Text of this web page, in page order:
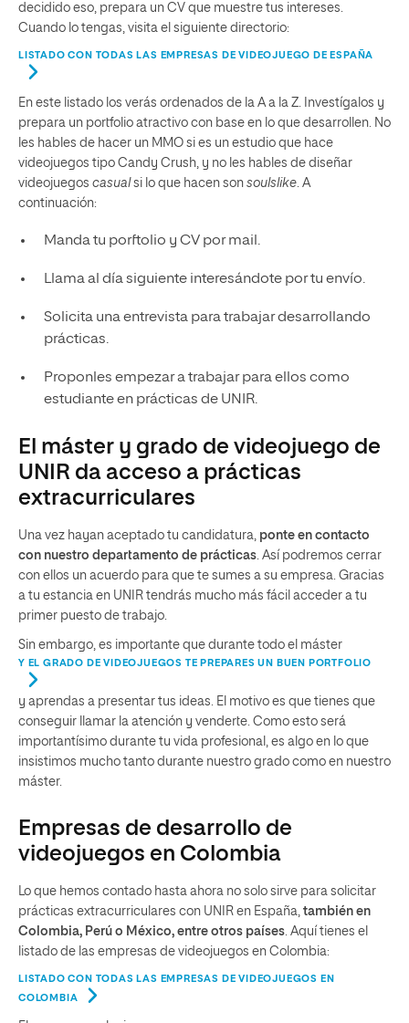
decidido eso, prepara un CV que muestre tus intereses.
Cuando lo tengas, visita el siguiente directorio:
LISTADO CON TODAS LAS EMPRESAS DE VIDEOJUEGO DE ESPAÑA
En este listado los verás ordenados de la A a la Z. Investígalos y
prepara un portfolio atractivo con base en lo que desarrollen. No
les hables de hacer un MMO si es un estudio que hace
videojuegos tipo Candy Crush, y no les hables de diseñar
videojuegos casualsi lo que hacen son soulslike . A
continuación:
Manda tu porftolio y CV por mail.
Llama al día siguiente interesándote por tu envío.
Solicita una entrevista para trabajar desarrollando
prácticas.
Proponles empezar a trabajar para ellos como
estudiante en prácticas de UNIR.
El máster y grado de videojuego de
UNIR da acceso a prácticas
extracurriculares
Una vez hayan aceptado tu candidatura, ponte en contacto
con nuestro departamento de prácticas . Así podremos cerrar
con ellos un acuerdo para que te sumes a su empresa. Gracias
a tu estancia en UNIR tendrás mucho más fácil acceder a tu
primer puesto de trabajo.
Sin embargo, es importante que durante todo el máster
Y EL GRADO DE VIDEOJUEGOS TE PREPARES UN BUEN PORTFOLIO
y aprendas a presentar tus ideas. El motivo es que tienes que
conseguir llamar la atención y venderte. Como esto será
importantísimo durante tu vida profesional, es algo en lo que
insistimos mucho tanto durante nuestro grado como en nuestro
máster.
Empresas de desarrollo de
videojuegos en Colombia
Lo que hemos contado hasta ahora no solo sirve para solicitar
prácticas extracurriculares con UNIR en España, también en
Colombia, Perú o México, entre otros países . Aquí tienes el
listado de las empresas de videojuegos en Colombia:
LISTADO CON TODAS LAS EMPRESAS DE VIDEOJUEGOS EN
COLOMBIA